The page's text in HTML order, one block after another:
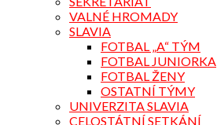
VALNÉ HROMADY
SLAVIA
FOTBAL „A“ TÝM
FOTBAL JUNIORKA
FOTBAL ŽENY
OSTATNÍ TÝMY
UNIVERZITA SLAVIA
CELOSTÁTNÍ SETKÁNÍ